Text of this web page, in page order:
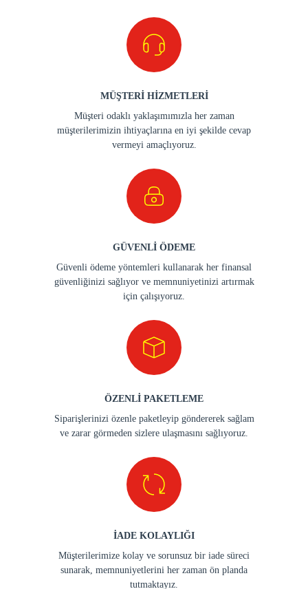
MÜŞTERİ HİZMETLERİ
Müşteri odaklı yaklaşımımızla her zaman
müşterilerimizin ihtiyaçlarına en iyi şekilde cevap
vermeyi amaçlıyoruz.
GÜVENLİ ÖDEME
Güvenli ödeme yöntemleri kullanarak her finansal
güvenliğinizi sağlıyor ve memnuniyetinizi artırmak
için çalışıyoruz.
ÖZENLİ PAKETLEME
Siparişlerinizi özenle paketleyip göndererek sağlam
ve zarar görmeden sizlere ulaşmasını sağlıyoruz.
İADE KOLAYLIĞI
Müşterilerimize kolay ve sorunsuz bir iade süreci
sunarak, memnuniyetlerini her zaman ön planda
tutmaktayız.